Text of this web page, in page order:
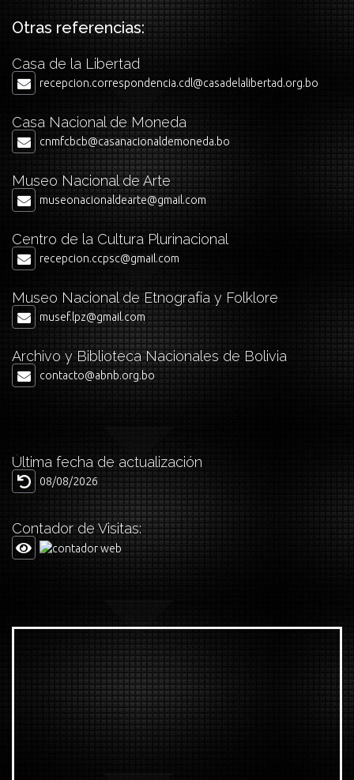
Otras referencias:
Casa de la Libertad
recepcion.correspondencia.cdl@casadelalibertad.org.bo
Casa Nacional de Moneda
cnmfcbcb@casanacionaldemoneda.bo
Museo Nacional de Arte
museonacionaldearte@gmail.com
Centro de la Cultura Plurinacional
recepcion.ccpsc@gmail.com
Museo Nacional de Etnografía y Folklore
musef.lpz@gmail.com
Archivo y Biblioteca Nacionales de Bolivia
contacto@abnb.org.bo
Última fecha de actualización
08/08/2026
Contador de Visitas: